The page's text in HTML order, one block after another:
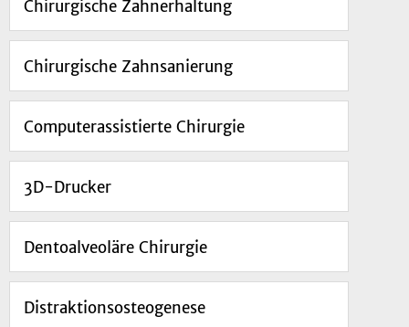
Chirurgische Zahnerhaltung
Chirurgische Zahnsanierung
Computerassistierte Chirurgie
3D-Drucker
Dentoalveoläre Chirurgie
Distraktionsosteogenese